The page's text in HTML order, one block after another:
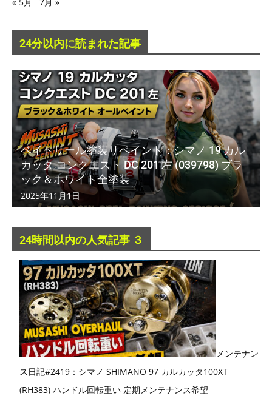
24分以内に読まれた記事
ベイトリール塗装リペイント：シマノ 19 カル
カッタ コンクエスト DC 201 左 (039798) ブラ
ック＆ホワイト全塗装
2025年11月1日
24時間以内の人気記事 ３
メンテナン
ス日記#2419：シマノ SHIMANO 97 カルカッタ100XT
(RH383) ハンドル回転重い 定期メンテナンス希望